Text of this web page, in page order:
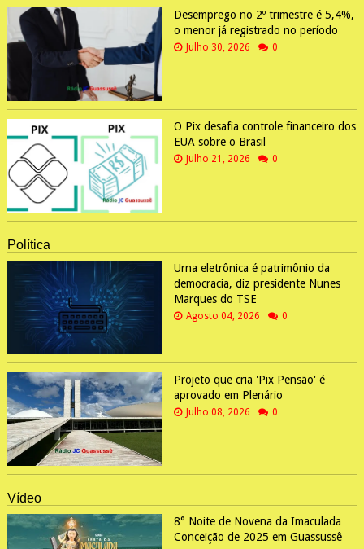
Desemprego no 2º trimestre é 5,4%,
o menor já registrado no período
Julho 30, 2026 0
O Pix desafia controle financeiro dos
EUA sobre o Brasil
Julho 21, 2026 0
Política
Urna eletrônica é patrimônio da
democracia, diz presidente Nunes
Marques do TSE
Agosto 04, 2026 0
Projeto que cria 'Pix Pensão' é
aprovado em Plenário
Julho 08, 2026 0
Vídeo
8° Noite de Novena da Imaculada
Conceição de 2025 em Guassussê